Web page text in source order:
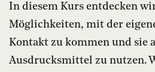
In diesem Kurs entdecken
Möglichkeiten, mit der
Kontakt zu kommen und sie
Ausdrucksmittel zu nutzen.